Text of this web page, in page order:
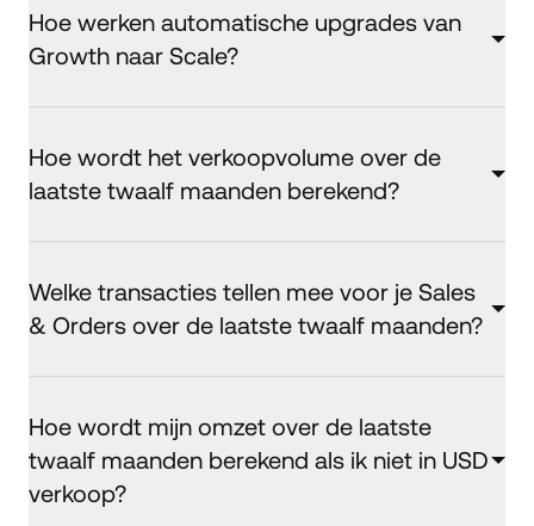
Hoe werken automatische upgrades van
Growth naar Scale?
Hoe wordt het verkoopvolume over de
laatste twaalf maanden berekend?
Welke transacties tellen mee voor je Sales
& Orders over de laatste twaalf maanden?
Hoe wordt mijn omzet over de laatste
twaalf maanden berekend als ik niet in USD
verkoop?